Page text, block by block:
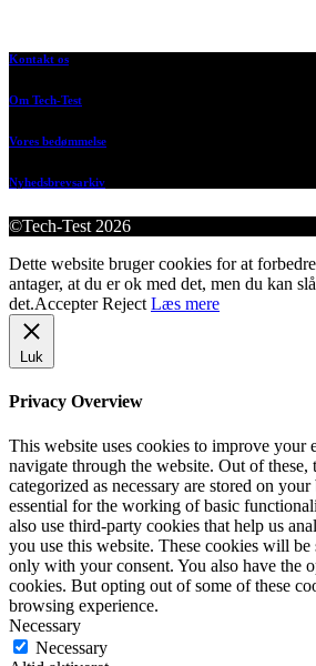
Kontakt os
Om Tech-Test
Vores bedømmelse
Nyhedsbrevsarkiv
©Tech-Test 2026
Dette website bruger cookies for at
antager, at du er ok med det, men du kan
det.Accepter Reject Læs mere
Luk
Privacy Overview
This website uses cookies to improve your
navigate through the website. Out of these,
categorized as necessary are stored on
essential for the working of basic
also use third-party cookies that help us
you use this website. These cookies will
only with your consent. You also have the
cookies. But opting out of some of these
browsing experience.
Necessary
Necessary